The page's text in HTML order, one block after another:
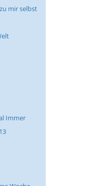
mir selbst
Immer